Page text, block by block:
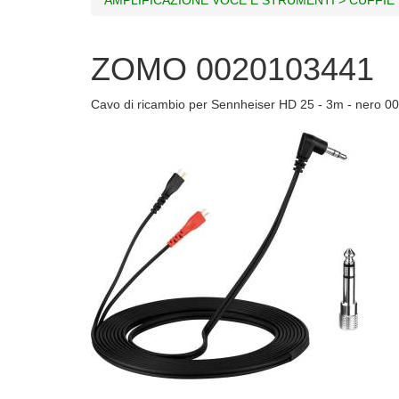
ZOMO 0020103441
Cavo di ricambio per Sennheiser HD 25 - 3m - nero